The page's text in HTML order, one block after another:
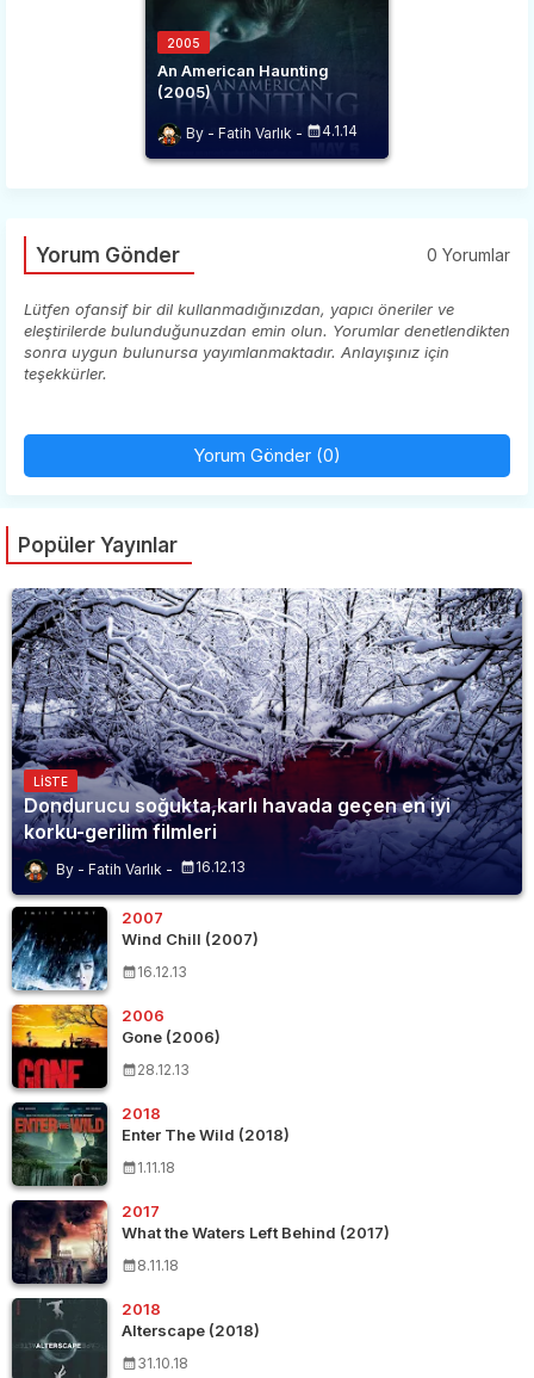
2005
An American Haunting
(2005)
Fatih Varlık 4.1.14
Yorum Gönder 0 Yorumlar
Lütfen ofansif bir dil kullanmadığınızdan, yapıcı öneriler ve
eleştirilerde bulunduğunuzdan emin olun. Yorumlar denetlendikten
sonra uygun bulunursa yayımlanmaktadır. Anlayışınız için
teşekkürler.
Yorum Gönder (0)
Popüler Yayınlar
LISTE
Dondurucu soğukta,karlı havada geçen en iyi
korku-gerilim filmleri
Fatih Varlık 16.12.13
2007
Wind Chill (2007)
16.12.13
2006
Gone (2006)
28.12.13
2018
Enter The Wild (2018)
1.11.18
2017
What the Waters Left Behind (2017)
8.11.18
2018
Alterscape (2018)
31.10.18